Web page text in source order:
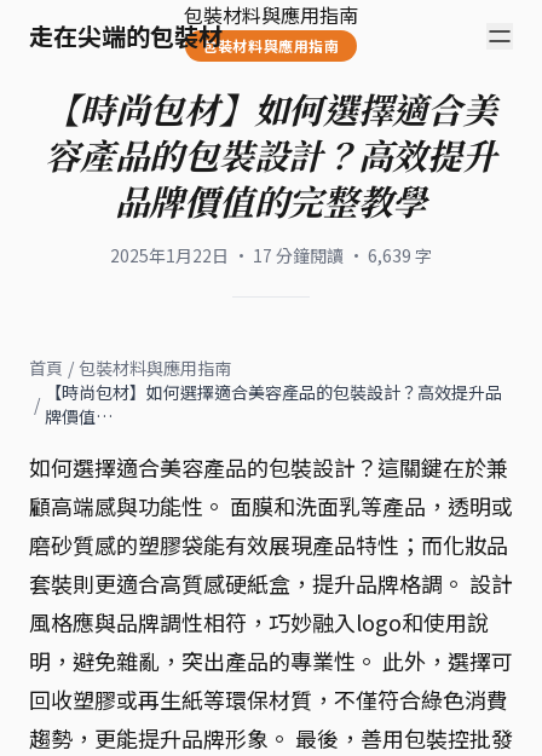
走在尖端的包裝材
包裝材料與應用指南
包裝材料與應用指南
【時尚包材】如何選擇適合美
容產品的包裝設計？高效提升
品牌價值的完整教學
2025年1月22日 · 17 分鐘閱讀 · 6,639 字
首頁 / 包裝材料與應用指南
/
【時尚包材】如何選擇適合美容產品的包裝設計？高效提升品
牌價值…
如何選擇適合美容產品的包裝設計？這關鍵在於兼
顧高端感與功能性。 面膜和洗面乳等產品，透明或
磨砂質感的塑膠袋能有效展現產品特性；而化妝品
套裝則更適合高質感硬紙盒，提升品牌格調。 設計
風格應與品牌調性相符，巧妙融入logo和使用說
明，避免雜亂，突出產品的專業性。 此外，選擇可
回收塑膠或再生紙等環保材質，不僅符合綠色消費
趨勢，更能提升品牌形象。 最後，善用包裝控批發